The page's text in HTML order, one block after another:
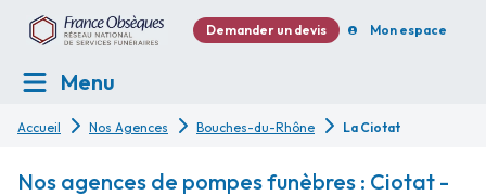
Demander un devis Mon espace
Menu
Accueil Nos Agences Bouches-du-Rhône La Ciotat
Nos agences de pompes funèbres : Ciotat -